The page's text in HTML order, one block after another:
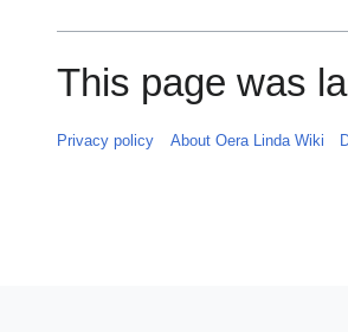
This page was
Privacy policy About Oera Linda Wiki